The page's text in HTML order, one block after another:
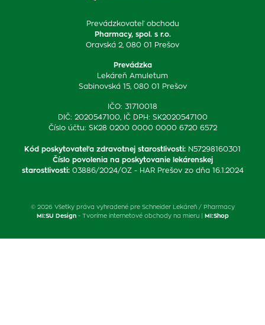
Prevádzkovateľ obchodu
Pharmacy, spol. s r.o.
Oravská 2, 080 01 Prešov
Prevádzka
Lekáreň Amuletum
Sabinovská 15, 080 01 Prešov
IČO: 31710018
DIČ: 2020547100, IČ DPH: SK2020547100
Číslo účtu: SK28 0200 0000 0000 6720 6572
Kód poskytovateľa zdravotnej starostlivosti: N57298160301
Číslo povolenia na poskytovanie lekárenskej
starostlivosti: 03886/2024/OZ - HAR Prešov zo dňa 16.1.2024
© 2026 Všetky práva vyhradené pre Schneider Lekáreň / Pharmacy
MI:SU Design- Tvoríme internetové obchody na mieru | MI:Shop